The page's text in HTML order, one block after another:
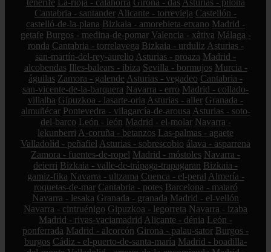
tenerife La-rioja - calahorra Girona - das Asturias - piloña
Cantabria - santander Alicante - torrevieja Castellón -
castelló-de-la-plana Bizkaia - amorebieta-etxano Madrid -
getafe Burgos - medina-de-pomar Valencia - xàtiva Málaga -
ronda Cantabria - torrelavega Bizkaia - urduliz Asturias -
san-martín-del-rey-aurelio Asturias - proaza Madrid -
alcobendas Illes-balears - ibiza Sevilla - bormujos Murcia -
águilas Zamora - galende Asturias - vegadeo Cantabria -
san-vicente-de-la-barquera Navarra - erro Madrid - collado-
villalba Gipuzkoa - lasarte-oria Asturias - aller Granada -
almuñécar Pontevedra - vilagarcía-de-arousa Asturias - soto-
del-barco León - león Madrid - el-molar Navarra -
lekunberri A-coruña - betanzos Las-palmas - agaete
Valladolid - peñafiel Asturias - sobrescobio álava - asparrena
Zamora - fuentes-de-ropel Madrid - móstoles Navarra -
deierri Bizkaia - valle-de-trápaga-trapagaran Bizkaia -
gamiz-fika Navarra - ultzama Cuenca - el-peral Almería -
roquetas-de-mar Cantabria - potes Barcelona - mataró
Navarra - lesaka Granada - granada Madrid - el-vellón
Navarra - cintruénigo Gipuzkoa - legorreta Navarra - izaba
Madrid - rivas-vaciamadrid Alicante - dénia León -
ponferrada Madrid - alcorcón Girona - palau-sator Burgos -
burgos Cádiz - el-puerto-de-santa-maría Madrid - boadilla-